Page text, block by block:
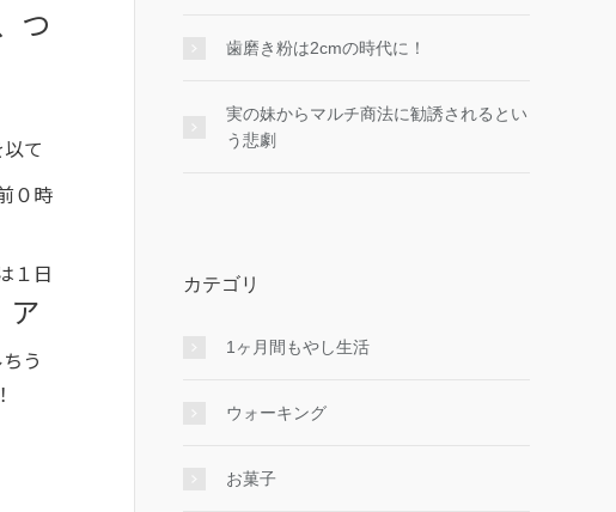
つ
て
０時
１日
ア
う
歯磨き粉は2cmの時代に！
実の妹からマルチ商法に勧誘されるとい
う悲劇
カテゴリ
1ヶ月間もやし生活
ウォーキング
お菓子